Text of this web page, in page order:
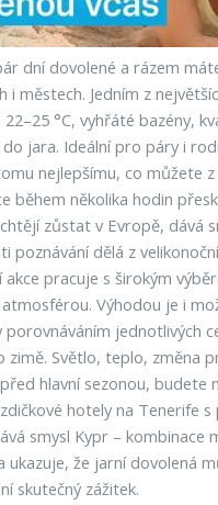
dní dovolené a rázem
městech. Jedním z
°C, vyhřáté bazény,
jara. Ideální pro páry i
nejlepšímu, co můžete
během několika hodin
zůstat v Evropě, dává
dělá z
akce pracuje s širokým
Výhodou je i
jednotlivých
Světlo, teplo, změna
hlavní sezonou,
hotely na
smysl Kypr –
ukazuje, že jarní
skutečný zážitek.